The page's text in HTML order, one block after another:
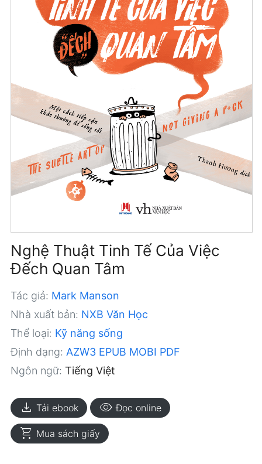
Nghệ Thuật Tinh Tế Của Việc
Đếch Quan Tâm
Tác giả: Mark Manson
Nhà xuất bản: NXB Văn Học
Thể loại: Kỹ năng sống
Định dạng: AZW3 EPUB MOBI PDF
Ngôn ngữ: Tiếng Việt
download Tải ebook visibility Đọc online
shopping_cart Mua sách giấy